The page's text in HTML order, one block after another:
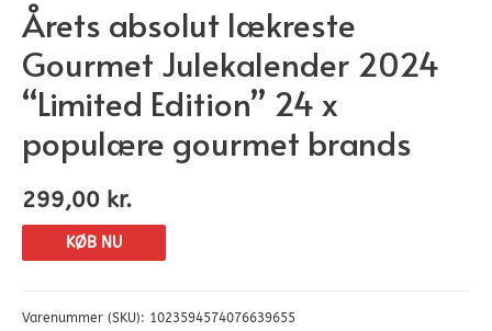
Årets absolut lækreste
Gourmet Julekalender 2024
“Limited Edition” 24 x
populære gourmet brands
299,00 kr.
KØB NU
Varenummer (SKU): 1023594574076639655